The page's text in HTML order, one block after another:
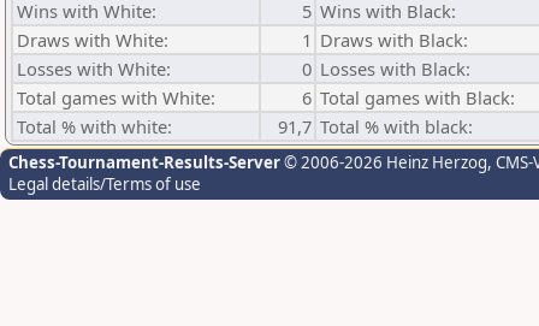
Wins with White:
5 Wins with Black:
Draws with White:
1 Draws with Black:
Losses with White:
0 Losses with Black:
Total games with White:
6 Total games with Black:
Total % with white:
91,7 Total % with black:
Chess-Tournament-Results-Server© 2006-2026 Heinz Herzog,
Legal details/Terms of use